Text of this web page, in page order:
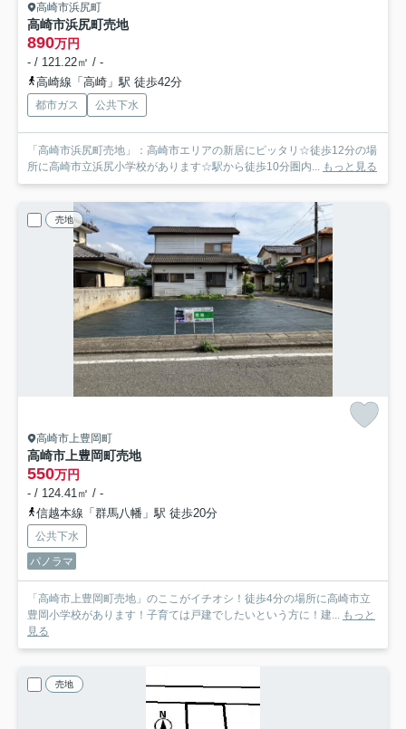
高崎市浜尻町
高崎市浜尻町売地
890万円
- / 121.22㎡ / -
高崎線「高崎」駅 徒歩42分
都市ガス 公共下水
「高崎市浜尻町売地」：高崎市エリアの新居にピッタリ☆徒歩12分の場
所に高崎市立浜尻小学校があります☆駅から徒歩10分圏内... もっと見る
売地
高崎市上豊岡町
高崎市上豊岡町売地
550万円
- / 124.41㎡ / -
信越本線「群馬八幡」駅 徒歩20分
公共下水
パノラマ
「高崎市上豊岡町売地」のここがイチオシ！徒歩4分の場所に高崎市立
豊岡小学校があります！子育ては戸建でしたいという方に！建... もっと
見る
売地